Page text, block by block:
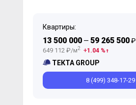
Квартиры:
13 500 000— 59 265 500₽
649 112 ₽/м2 1.04 %
ТЕКТА GROUP
8 (499) 348-17-29